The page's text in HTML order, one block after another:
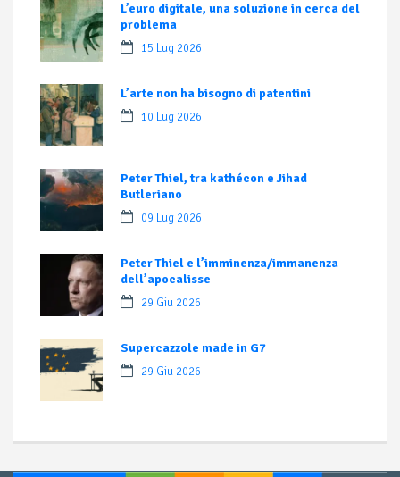
L’euro digitale, una soluzione in cerca del
problema
15 Lug 2026
L’arte non ha bisogno di patentini
10 Lug 2026
Peter Thiel, tra kathécon e Jihad
Butleriano
09 Lug 2026
Peter Thiel e l’imminenza/immanenza
dell’apocalisse
29 Giu 2026
Supercazzole made in G7
29 Giu 2026